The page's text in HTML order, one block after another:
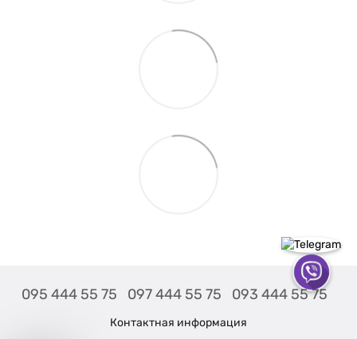
095 444 55 75 097 444 55 75 093 444 55 75
Контактная информация